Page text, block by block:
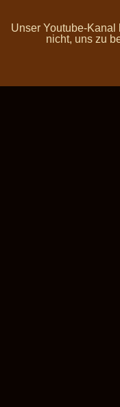
Unser Youtube-
nicht, uns zu